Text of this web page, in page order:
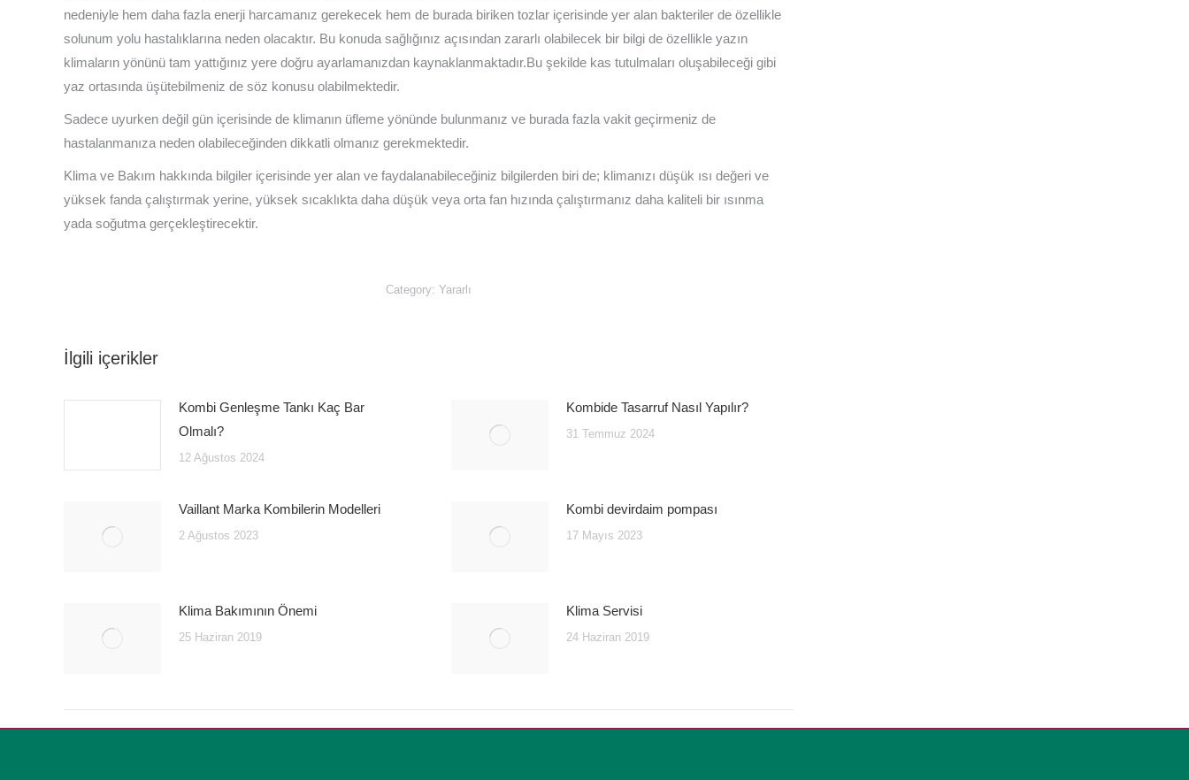
nedeniyle hem daha fazla enerji harcamanız gerekecek hem de burada biriken tozlar içerisinde yer alan bakteriler de özellikle
solunum yolu hastalıklarına neden olacaktır. Bu konuda sağlığınız açısından zararlı olabilecek bir bilgi de özellikle yazın
klimaların yönünü tam yattığınız yere doğru ayarlamanızdan kaynaklanmaktadır.Bu şekilde kas tutulmaları oluşabileceği gibi
yaz ortasında üşütebilmeniz de söz konusu olabilmektedir.
Sadece uyurken değil gün içerisinde de klimanın üfleme yönünde bulunmanız ve burada fazla vakit geçirmeniz de
hastalanmanıza neden olabileceğinden dikkatli olmanız gerekmektedir.
Klima ve Bakım hakkında bilgiler içerisinde yer alan ve faydalanabileceğiniz bilgilerden biri de; klimanızı düşük ısı değeri ve
yüksek fanda çalıştırmak yerine, yüksek sıcaklıkta daha düşük veya orta fan hızında çalıştırmanız daha kaliteli bir ısınma
yada soğutma gerçekleştirecektir.
Category: Yararlı
İlgili içerikler
Kombi Genleşme Tankı Kaç Bar
Olmalı?
12 Ağustos 2024
Kombide Tasarruf Nasıl Yapılır?
31 Temmuz 2024
Vaillant Marka Kombilerin Modelleri
2 Ağustos 2023
Kombi devirdaim pompası
17 Mayıs 2023
Klima Bakımının Önemi
25 Haziran 2019
Klima Servisi
24 Haziran 2019